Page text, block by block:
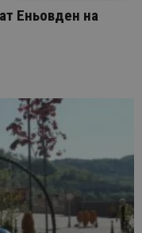
Еньовден на